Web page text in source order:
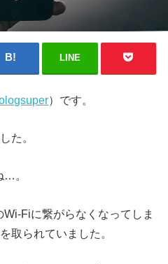
LINE
）です。
た。
…。
Fiに繋がらなくなってしま
取られていました。